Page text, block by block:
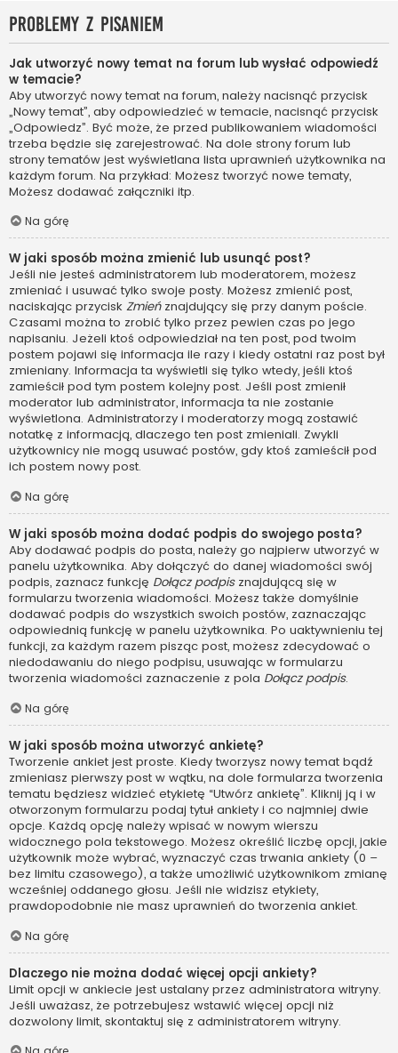
Problemy z pisaniem
Jak utworzyć nowy temat na forum lub wysłać odpowiedź
w temacie?
Aby utworzyć nowy temat na forum, należy nacisnąć przycisk
„Nowy temat”, aby odpowiedzieć w temacie, nacisnąć przycisk
„Odpowiedz”. Być może, że przed publikowaniem wiadomości
trzeba będzie się zarejestrować. Na dole strony forum lub
strony tematów jest wyświetlana lista uprawnień użytkownika na
każdym forum. Na przykład: Możesz tworzyć nowe tematy,
Możesz dodawać załączniki itp.
Na górę
W jaki sposób można zmienić lub usunąć post?
Jeśli nie jesteś administratorem lub moderatorem, możesz
zmieniać i usuwać tylko swoje posty. Możesz zmienić post,
naciskając przycisk Zmieńznajdujący się przy danym poście.
Czasami można to zrobić tylko przez pewien czas po jego
napisaniu. Jeżeli ktoś odpowiedział na ten post, pod twoim
postem pojawi się informacja ile razy i kiedy ostatni raz post był
zmieniany. Informacja ta wyświetli się tylko wtedy, jeśli ktoś
zamieścił pod tym postem kolejny post. Jeśli post zmienił
moderator lub administrator, informacja ta nie zostanie
wyświetlona. Administratorzy i moderatorzy mogą zostawić
notatkę z informacją, dlaczego ten post zmieniali. Zwykli
użytkownicy nie mogą usuwać postów, gdy ktoś zamieścił pod
ich postem nowy post.
Na górę
W jaki sposób można dodać podpis do swojego posta?
Aby dodawać podpis do posta, należy go najpierw utworzyć w
panelu użytkownika. Aby dołączyć do danej wiadomości swój
podpis, zaznacz funkcję Dołącz podpisznajdującą się w
formularzu tworzenia wiadomości. Możesz także domyślnie
dodawać podpis do wszystkich swoich postów, zaznaczając
odpowiednią funkcję w panelu użytkownika. Po uaktywnieniu tej
funkcji, za każdym razem pisząc post, możesz zdecydować o
niedodawaniu do niego podpisu, usuwając w formularzu
tworzenia wiadomości zaznaczenie z pola Dołącz podpis.
Na górę
W jaki sposób można utworzyć ankietę?
Tworzenie ankiet jest proste. Kiedy tworzysz nowy temat bądź
zmieniasz pierwszy post w wątku, na dole formularza tworzenia
tematu będziesz widzieć etykietę “Utwórz ankietę”. Kliknij ją i w
otworzonym formularzu podaj tytuł ankiety i co najmniej dwie
opcje. Każdą opcję należy wpisać w nowym wierszu
widocznego pola tekstowego. Możesz określić liczbę opcji, jakie
użytkownik może wybrać, wyznaczyć czas trwania ankiety (0 –
bez limitu czasowego), a także umożliwić użytkownikom zmianę
wcześniej oddanego głosu. Jeśli nie widzisz etykiety,
prawdopodobnie nie masz uprawnień do tworzenia ankiet.
Na górę
Dlaczego nie można dodać więcej opcji ankiety?
Limit opcji w ankiecie jest ustalany przez administratora witryny.
Jeśli uważasz, że potrzebujesz wstawić więcej opcji niż
dozwolony limit, skontaktuj się z administratorem witryny.